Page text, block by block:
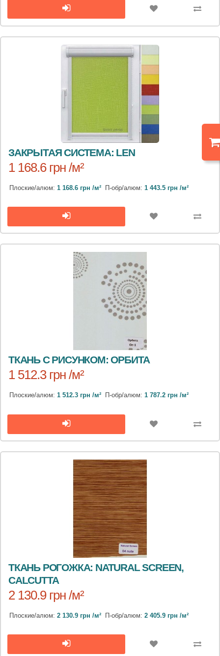
ЗАКРЫТАЯ СИСТЕМА: LEN
1 168.6 грн /м²
Плоские/алюм: 1 168.6 грн /м² П-обр/алюм: 1 443.5 грн /м²
ТКАНЬ С РИСУНКОМ: ОРБИТА
1 512.3 грн /м²
Плоские/алюм: 1 512.3 грн /м² П-обр/алюм: 1 787.2 грн /м²
ТКАНЬ РОГОЖКА: NATURAL SCREEN,
CALCUTTA
2 130.9 грн /м²
Плоские/алюм: 2 130.9 грн /м² П-обр/алюм: 2 405.9 грн /м²